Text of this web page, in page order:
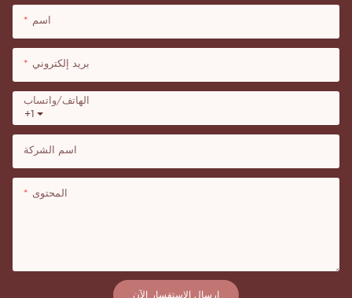
اسم
بريد إلكتروني
+1
الهاتف/واتساب
اسم الشركة
المحتوى
إرسال الاستفسار الآن